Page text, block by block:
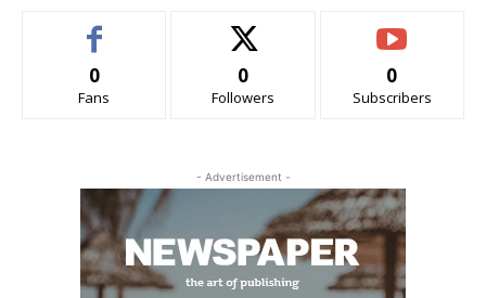
0
Fans
0
Followers
0
Subscribers
- Advertisement -